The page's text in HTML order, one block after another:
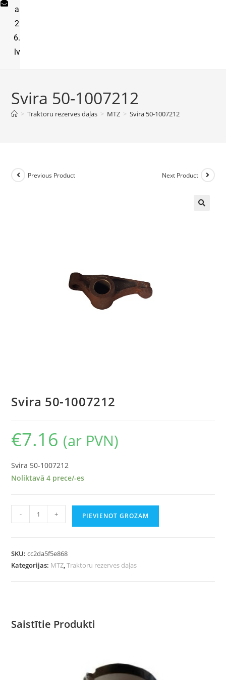
a
2
6.
lv
Svira 50-1007212
> Traktoru rezerves daļas > MTZ > Svira 50-1007212
Previous Product Next Product
Svira 50-1007212
€7.16 (ar PVN)
Svira 50-1007212
Noliktavā 4 prece/-es
- + PIEVIENOT GROZAM
SKU:cc2da5f5e868
Kategorijas: MTZ,Traktoru rezerves daļas
Saistītie Produkti